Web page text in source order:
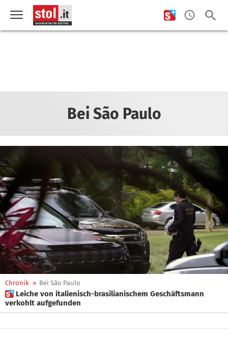
Bei São Paulo
Chronik » Bei São Paulo
 Leiche von italienisch-brasilianischem Geschäftsmann
verkohlt aufgefunden